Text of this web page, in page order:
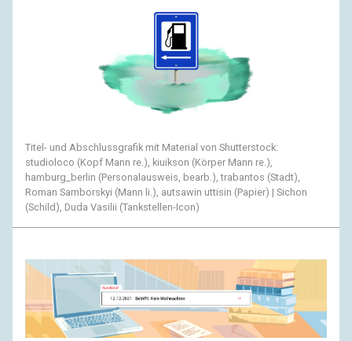
Titel- und Abschlussgrafik mit Material von Shutterstock:
studioloco (Kopf Mann re.), kiuikson (Körper Mann re.),
hamburg_berlin (Personalausweis, bearb.), trabantos (Stadt),
Roman Samborskyi (Mann li.), autsawin uttisin (Papier) | Sichon
(Schild), Duda Vasilii (Tankstellen-Icon)